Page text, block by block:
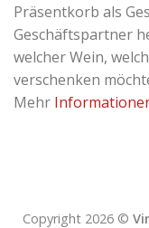
Präsentkorb als
Geschäftspartner
welcher Wein,
verschenken
Mehr
Copyright 2026 ©